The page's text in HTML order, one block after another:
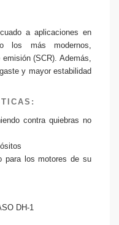
a aplicaciones en
los más modernos,
(SCR). Además,
y mayor estabilidad
contra quiebras no
para los motores de su
DH-1